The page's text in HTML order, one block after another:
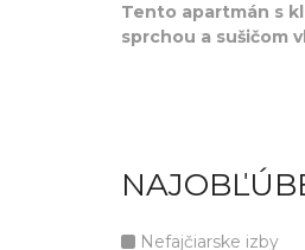
Tento apartmán s
sprchou a sušičom
Nefajčiarske izby